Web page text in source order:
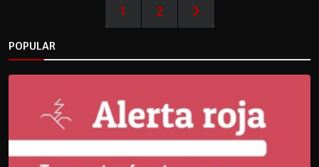
1 2
POPULAR